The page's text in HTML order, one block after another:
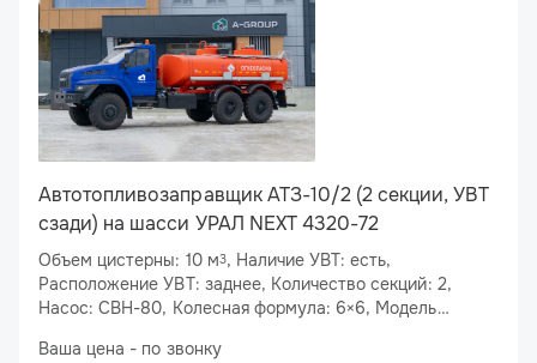
Автотопливозаправщик АТЗ-10/2 (2 секции, УВТ
сзади) на шасси УРАЛ NEXT 4320-72
Объем цистерны: 10 м3, Наличие УВТ: есть,
Расположение УВТ: заднее, Количество секций: 2,
Насос: СВН-80, Колесная формула: 6×6, Модель
л.с., Спальное место: нет
Ваша цена - по звонку